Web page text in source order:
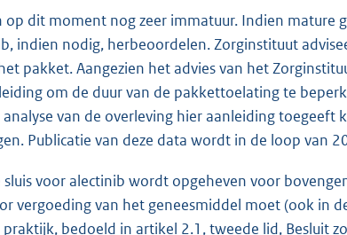
dit moment nog zeer immatuur. Indien mature
indien nodig, herbeoordelen. Zorginstituut
pakket. Aangezien het advies van het
om de duur van de pakkettoelating te
van de overleving hier aanleiding toegeeft
Publicatie van deze data wordt in de loop van
sluis voor alectinib wordt opgeheven voor
vergoeding van het geneesmiddel moet (ook in
bedoeld in artikel 2.1, tweede lid, Besluit